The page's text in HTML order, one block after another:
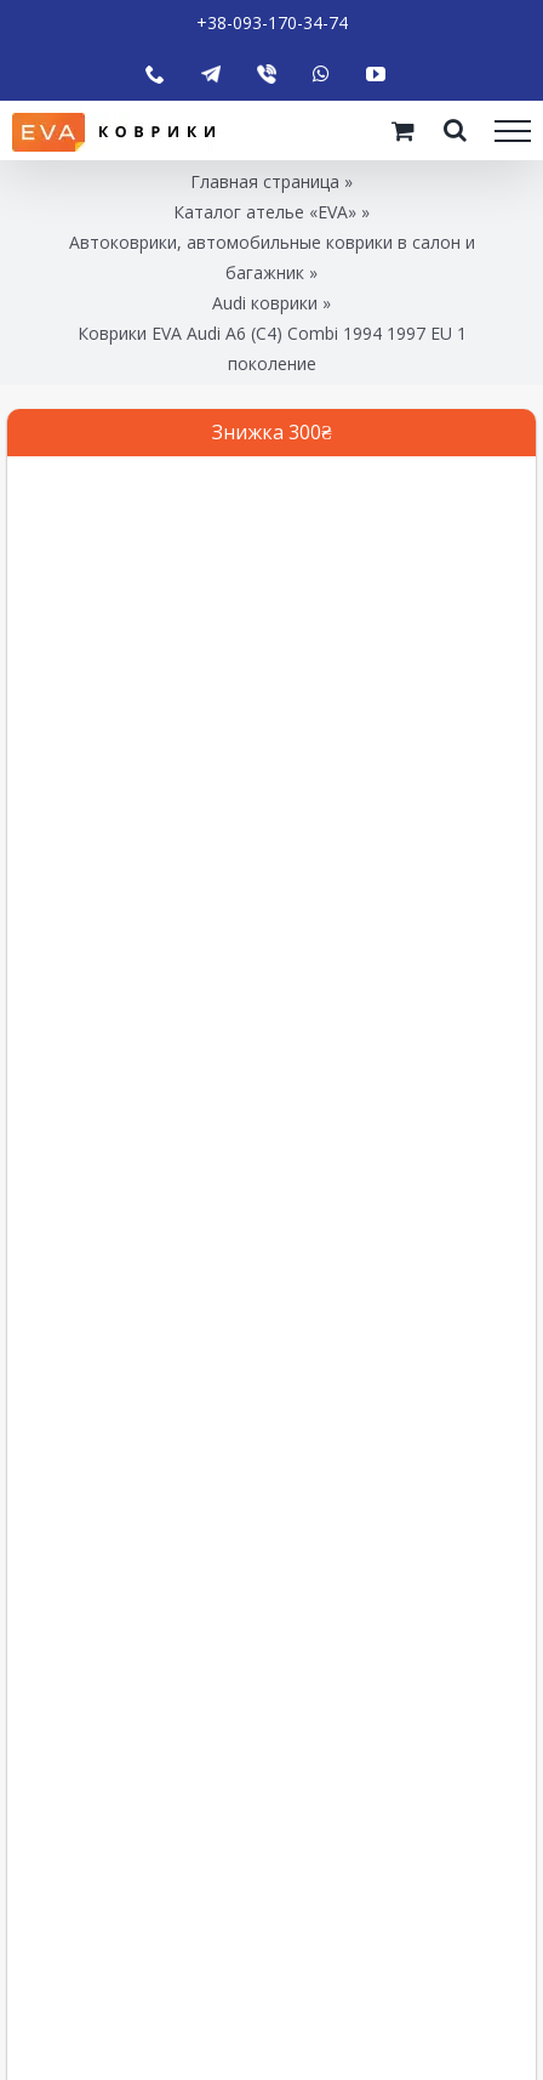
+38-093-170-34-74
Главная страница »
Каталог ателье «EVA» »
Автоковрики, автомобильные коврики в салон и
багажник »
Audi коврики »
Коврики EVA Audi A6 (C4) Combi 1994 1997 EU 1
поколение
Знижка 300₴